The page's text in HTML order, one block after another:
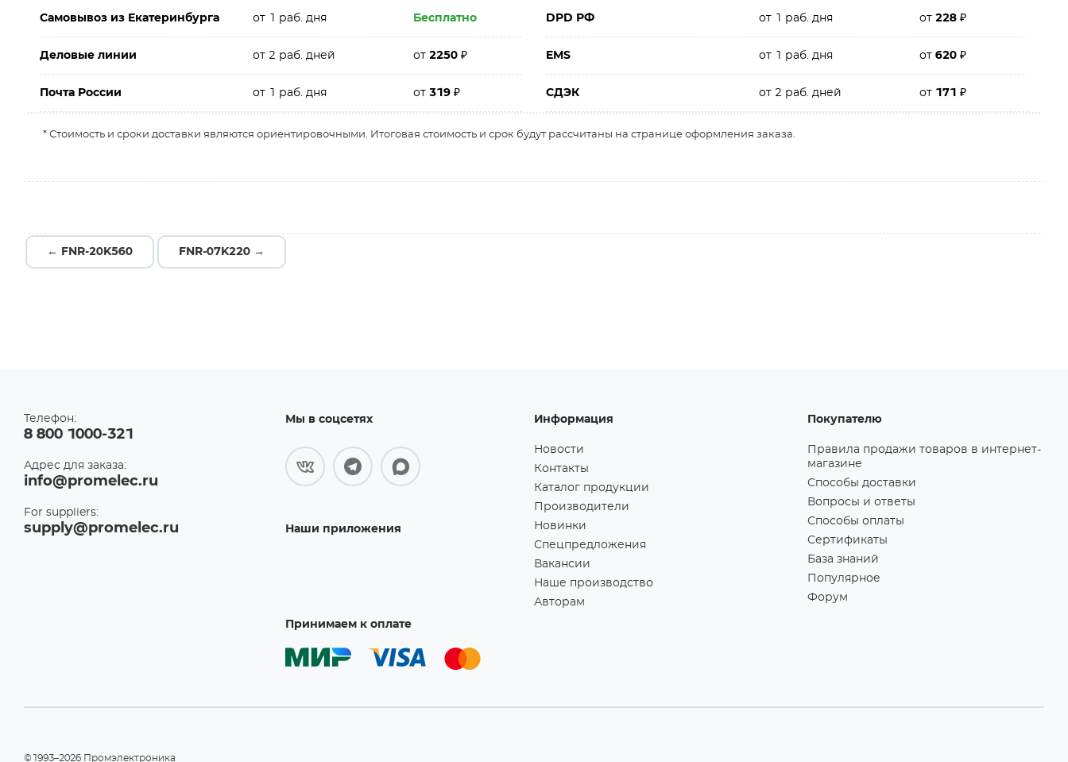
Самовывоз из Екатеринбурга от 1 раб. дня Бесплатно DPD РФ от 1 раб. дня от228₽
Деловые линии от 2 раб. дней от2250₽ EMS от 1 раб. дня от620₽
Почта России от 1 раб. дня от319₽ СДЭК от 2 раб. дней от 171₽
* Стоимость и сроки доставки являются ориентировочными. Итоговая стоимость и срок будут рассчитаны на странице оформления заказа.
← FNR-20K560 FNR-07K220 →
Телефон:
8 800 1000-321
Адрес для заказа:
info@promelec.ru
For suppliers:
supply@promelec.ru
Мы в соцсетях
Наши приложения
Принимаем к оплате
Информация
Новости
Контакты
Каталог продукции
Производители
Новинки
Спецпредложения
Вакансии
Наше производство
Авторам
Покупателю
Правила продажи товаров в интернет-
магазине
Способы доставки
Вопросы и ответы
Способы оплаты
Сертификаты
База знаний
Популярное
Форум
©1993–2026 Промэлектроника